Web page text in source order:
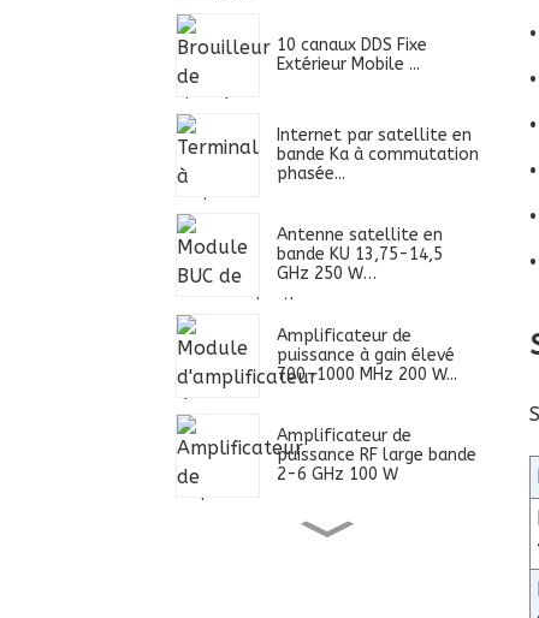
10 canaux DDS Fixe
Extérieur Mobile ...
Internet par satellite en
bande Ka à commutation
phasée...
Antenne satellite en
bande KU 13,75-14,5
GHz 250 W…
Amplificateur de
puissance à gain élevé
700-1000 MHz 200 W...
Amplificateur de
puissance RF large bande
2-6 GHz 100 W
Alimentation ultra large